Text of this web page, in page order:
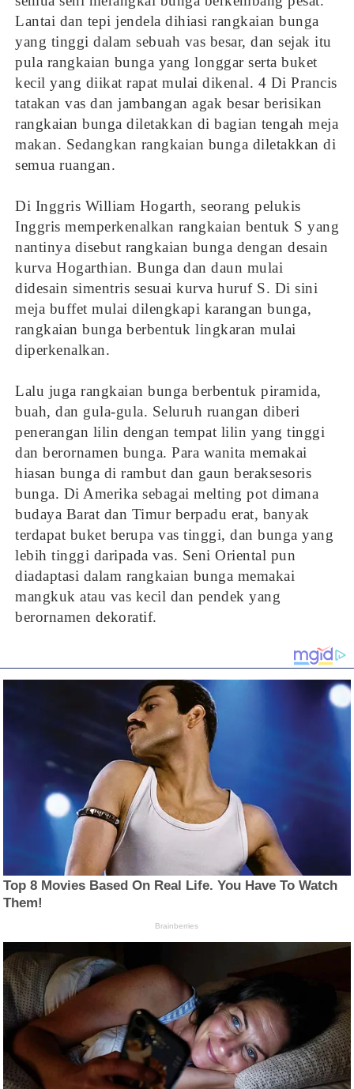
Lantai dan tepi jendela dihiasi rangkaian bunga
yang tinggi dalam sebuah vas besar, dan sejak itu
pula rangkaian bunga yang longgar serta buket
kecil yang diikat rapat mulai dikenal. 4 Di Prancis
tatakan vas dan jambangan agak besar berisikan
rangkaian bunga diletakkan di bagian tengah meja
makan. Sedangkan rangkaian bunga diletakkan di
semua ruangan.
Di Inggris William Hogarth, seorang pelukis
Inggris memperkenalkan rangkaian bentuk S yang
nantinya disebut rangkaian bunga dengan desain
kurva Hogarthian. Bunga dan daun mulai
didesain simentris sesuai kurva huruf S. Di sini
meja buffet mulai dilengkapi karangan bunga,
rangkaian bunga berbentuk lingkaran mulai
diperkenalkan.
Lalu juga rangkaian bunga berbentuk piramida,
buah, dan gula-gula. Seluruh ruangan diberi
penerangan lilin dengan tempat lilin yang tinggi
dan berornamen bunga. Para wanita memakai
hiasan bunga di rambut dan gaun beraksesoris
bunga. Di Amerika sebagai melting pot dimana
budaya Barat dan Timur berpadu erat, banyak
terdapat buket berupa vas tinggi, dan bunga yang
lebih tinggi daripada vas. Seni Oriental pun
diadaptasi dalam rangkaian bunga memakai
mangkuk atau vas kecil dan pendek yang
berornamen dekoratif.